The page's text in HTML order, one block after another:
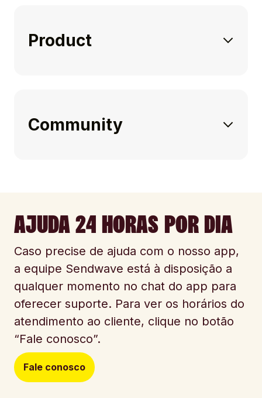
Product
Community
AJUDA 24 HORAS POR DIA
Caso precise de ajuda com o nosso app,
a equipe Sendwave está à disposição a
qualquer momento no chat do app para
oferecer suporte. Para ver os horários do
atendimento ao cliente, clique no botão
“Fale conosco”.
Fale conosco